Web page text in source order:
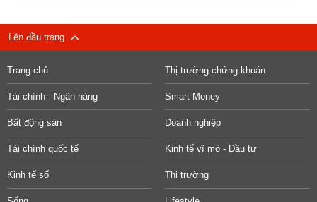
Lên đầu trang
Trang chủ Thị trường chứng khoán
Tài chính - Ngân hàng Smart Money
Bất động sản Doanh nghiệp
Tài chính quốc tế Kinh tế vĩ mô - Đầu tư
Kinh tế số Thị trường